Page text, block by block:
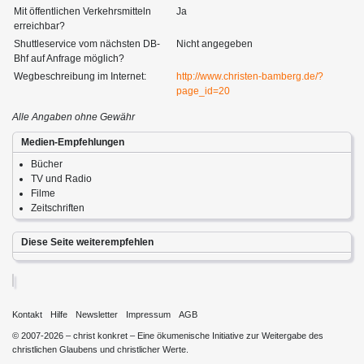
Mit öffentlichen Verkehrsmitteln
erreichbar?
Ja
Shuttleservice vom nächsten DB-
Bhf auf Anfrage möglich?
Nicht angegeben
Wegbeschreibung im Internet:
http://www.christen-bamberg.de/?
page_id=20
Alle Angaben ohne Gewähr
Medien-Empfehlungen
Bücher
TV und Radio
Filme
Zeitschriften
Diese Seite weiterempfehlen
Kontakt Hilfe Newsletter Impressum AGB
© 2007-2026 – christ konkret – Eine ökumenische Initiative zur Weitergabe des
christlichen Glaubens und christlicher Werte.